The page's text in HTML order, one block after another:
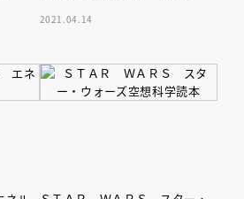
あ
の基礎が身につく！
2021.04.14